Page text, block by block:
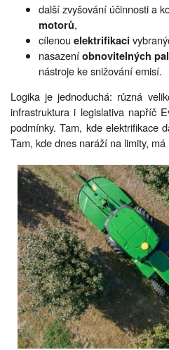
další zvyšování účinnosti a
motorů,
cílenou elektrifikaci
nasazeníobnovitelných
nástroje ke snižování emisí.
Logika je jednoduchá: různá
infrastruktura i legislativa napříč
podmínky. Tam, kde elektrifikace
Tam, kde dnes naráží na limity,